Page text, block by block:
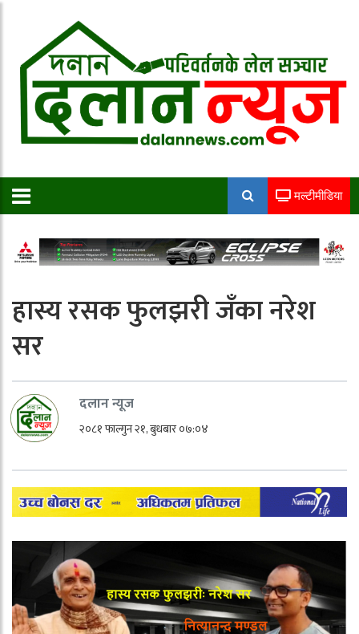
मल्टीमीडिया
हास्य रसक फुलझरी जँका नरेश
सर
दलान न्यूज
२०८१ फाल्गुन २१, बुधबार ०७:०४